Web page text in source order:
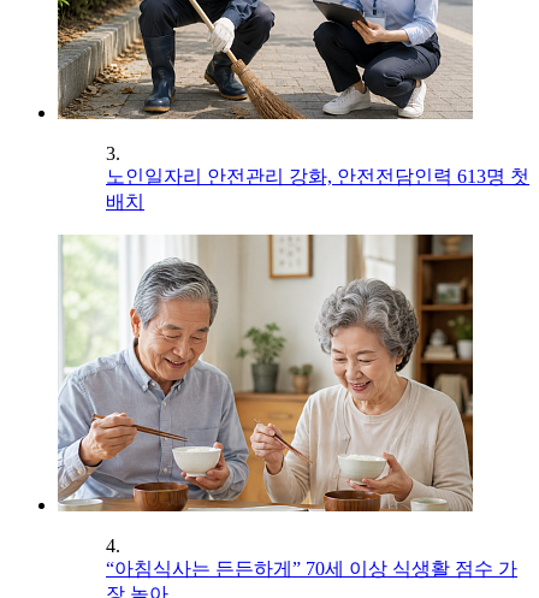
3.
노인일자리 안전관리 강화, 안전전담인력 613명 첫
배치
4.
“아침식사는 든든하게” 70세 이상 식생활 점수 가